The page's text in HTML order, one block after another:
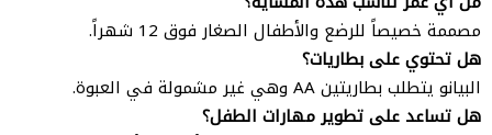
مصممة خصيصاً للرضع والأطفال الصغار فوق 12 شهراً.
هل تحتوي على بطاريات؟
البيانو يتطلب بطاريتين AA وهي غير مشمولة في العبوة.
هل تساعد على تطوير مهارات الطفل؟